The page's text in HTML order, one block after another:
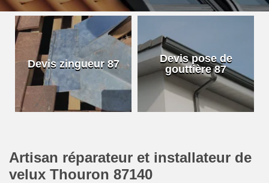
Devis zingueur 87
Devis pose de
gouttière 87
Artisan réparateur et installateur de
velux Thouron 87140